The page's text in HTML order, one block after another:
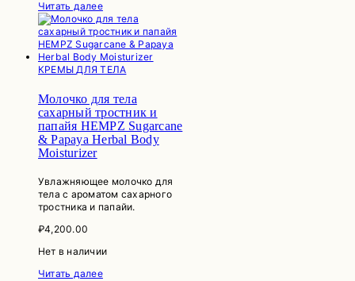
Читать далее
КРЕМЫ ДЛЯ ТЕЛА
Молочко для тела
сахарный тростник и
папайя HEMPZ Sugarcane
& Papaya Herbal Body
Moisturizer
Увлажняющее молочко для
тела с ароматом сахарного
тростника и папайи.
₽4,200.00
Нет в наличии
Читать далее